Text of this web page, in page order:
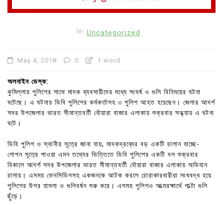
In Uncategorized
May 4, 2018 0 1 word
অলনাইন ডেস্ক:
কুমিল্লায় পুলিশের সাথে মাদক ব্যবসায়ীদের মধ্যে সংঘর্ষ ও গুলি বিনিময়ের ঘটনা
ঘটেছে। এ ঘটনায় ডিবি পুলিশের কর্মকর্তাসহ ৩ পুলিশ আহত হয়েছেন। জেলার আদর্শ
সদর উপজেলার ভারত সীমান্তবর্তী বৌয়ারা বাজার এলাকায় শুক্রবার সন্ধ্যায় এ ঘটনা
ঘটে।
ডিবি পুলিশ ও স্থানীয় সূত্রে জানা যায়, মাদকদ্রব্যের বড় একটি চালান যাচ্ছে-
গোপন সূত্রে পাওয়া এমন তথ্যের ভিত্তিতে ডিবি পুলিশের একটি দল শুক্রবার
বিকালে আদর্শ সদর উপজেলার ভারত সীমান্তবর্তী বৌয়ারা বাজার এলাকায় অভিযান
চালায়। এসময় ফেনসিডিলসহ একজনকে আটক করলে চোরাকারবারীরা সংঘবদ্ধ হয়ে
পুলিশের উপর হামলা ও গুলিবর্ষন শুরু করে। এসময় পুলিশও আত্মরক্ষার্থে পাল্টা গুলি
ছুঁড়ে।